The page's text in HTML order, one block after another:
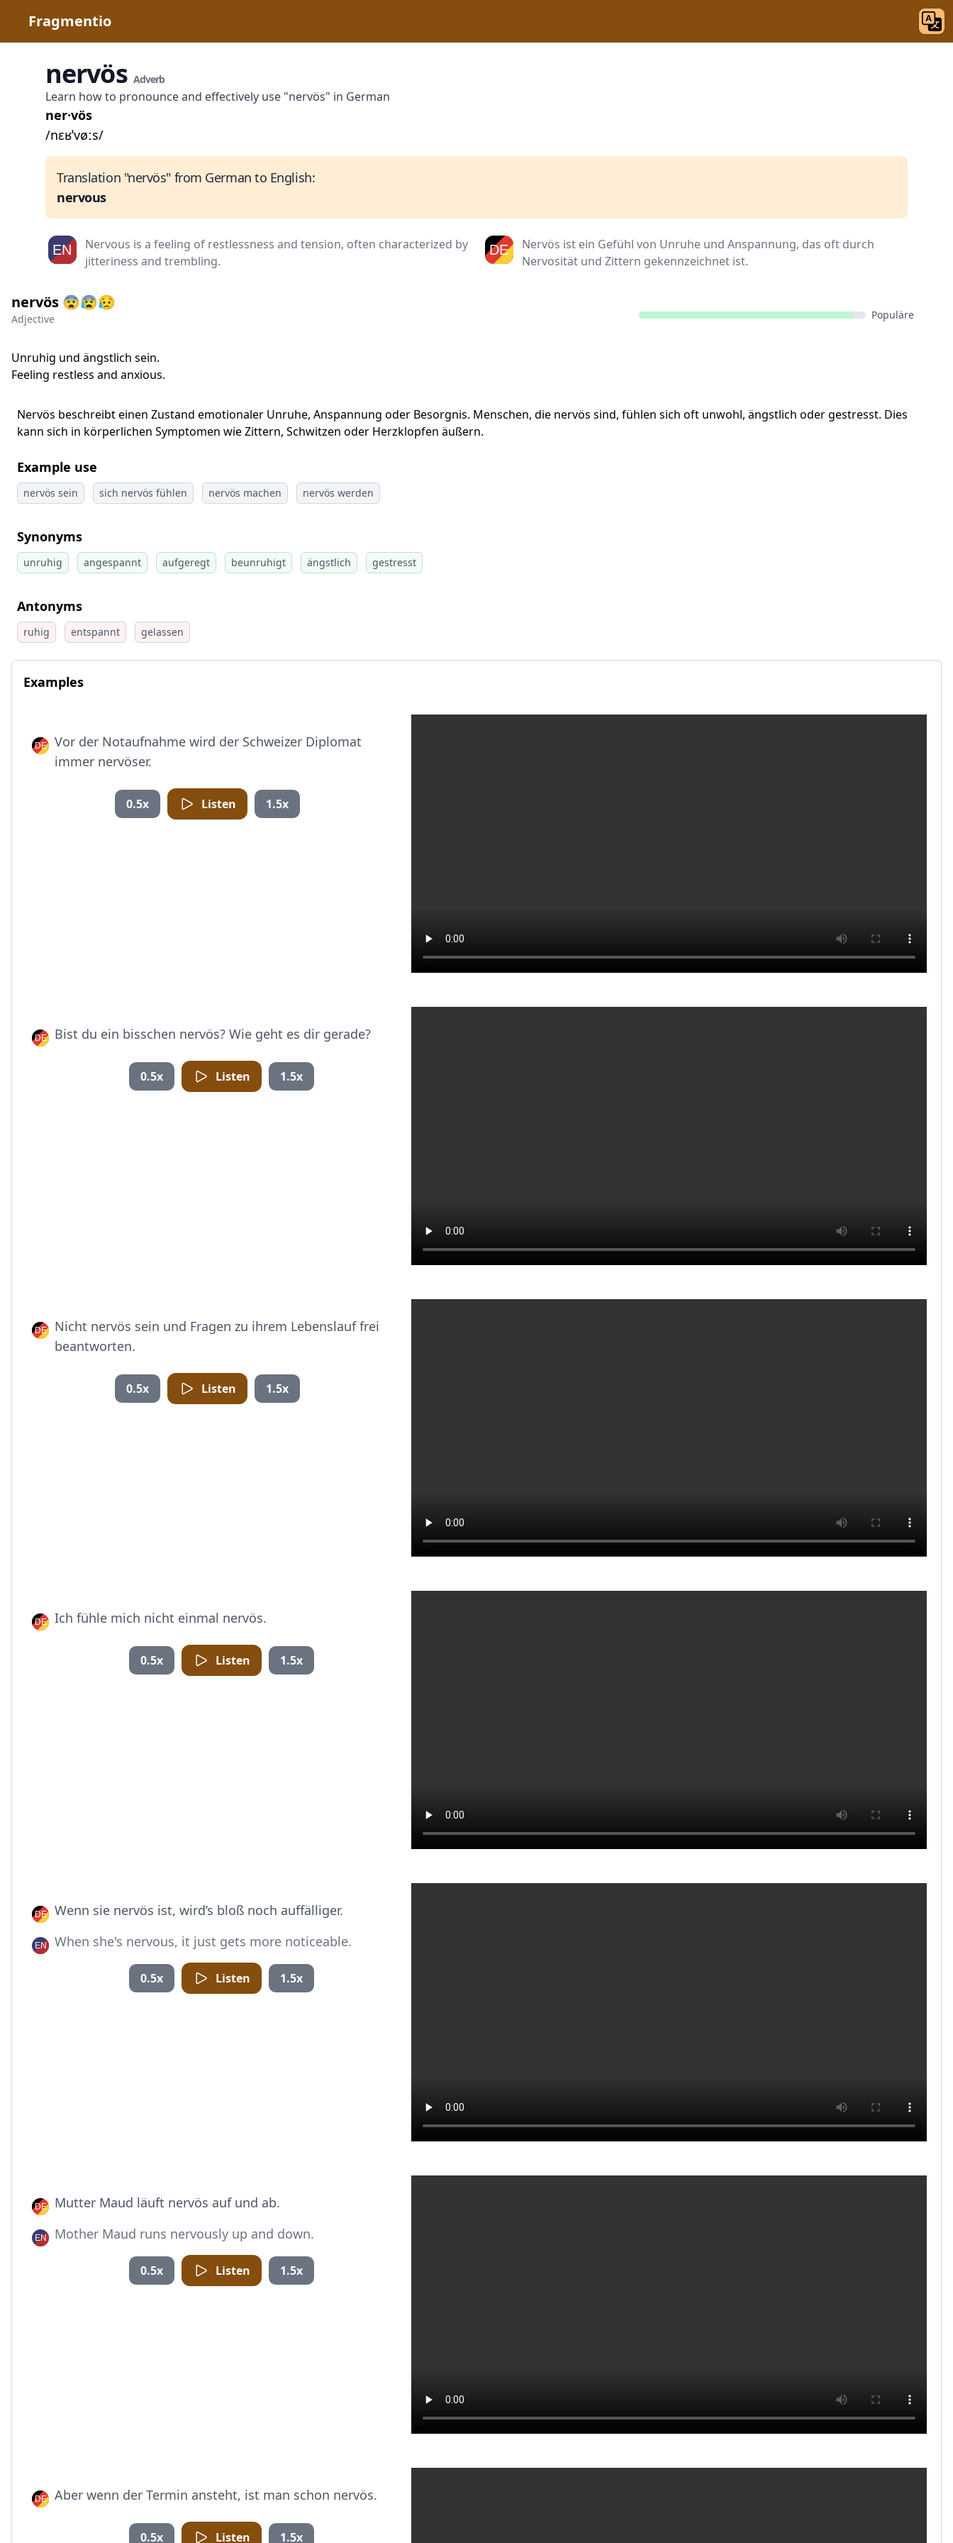
Fragmentio
nervös Adverb
Learn how to pronounce and effectively use "nervös" in German
ner·vös
/nɛʁˈvøːs/
Translation "nervös" from German to English:
nervous
Nervous is a feeling of restlessness and tension, often characterized by
jitteriness and trembling.
Nervös ist ein Gefühl von Unruhe und Anspannung, das oft durch
Nervosität und Zittern gekennzeichnet ist.
nervös 😨😰😥
Adjective Populäre
Unruhig und ängstlich sein.
Feeling restless and anxious.
Nervös beschreibt einen Zustand emotionaler Unruhe, Anspannung oder Besorgnis. Menschen, die nervös sind, fühlen sich oft unwohl, ängstlich oder gestresst. Dies
kann sich in körperlichen Symptomen wie Zittern, Schwitzen oder Herzklopfen äußern.
Example use
nervös sein sich nervös fühlen nervös machen nervös werden
Synonyms
unruhig angespannt aufgeregt beunruhigt ängstlich gestresst
Antonyms
ruhig entspannt gelassen
Examples
Vor der Notaufnahme wird der Schweizer Diplomat
immer nervöser.
0.5x Listen 1.5x
Bist du ein bisschen nervös? Wie geht es dir gerade?
0.5x Listen 1.5x
Nicht nervös sein und Fragen zu ihrem Lebenslauf frei
beantworten.
0.5x Listen 1.5x
Ich fühle mich nicht einmal nervös.
0.5x Listen 1.5x
Wenn sie nervös ist, wird’s bloß noch auffälliger.
When she's nervous, it just gets more noticeable.
0.5x Listen 1.5x
Mutter Maud läuft nervös auf und ab.
Mother Maud runs nervously up and down.
0.5x Listen 1.5x
Aber wenn der Termin ansteht, ist man schon nervös.
0.5x Listen 1.5x